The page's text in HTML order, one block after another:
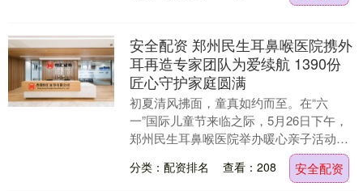
安全配资 郑州民生耳鼻喉医院携外
耳再造专家团队为爱续航 1390份
匠心守护家庭圆满
初夏清风拂面，童真如约而至。在“六
一”国际儿童节来临之际，5月26日下午，
郑州民生耳鼻喉医院举办暖心亲子活动。
十余位刚刚完成外耳再造手术的小耳畸形
患儿，在家长和....
分类：配资排名 查看：208 安全配资